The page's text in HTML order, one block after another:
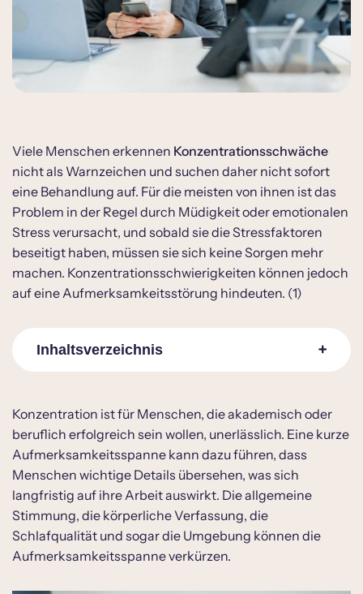
Viele Menschen erkennen Konzentrationsschwäche
nicht als Warnzeichen und suchen daher nicht sofort
eine Behandlung auf. Für die meisten von ihnen ist das
Problem in der Regel durch Müdigkeit oder emotionalen
Stress verursacht, und sobald sie die Stressfaktoren
beseitigt haben, müssen sie sich keine Sorgen mehr
machen. Konzentrationsschwierigkeiten können jedoch
auf eine Aufmerksamkeitsstörung hindeuten. (1)
Inhaltsverzeichnis
Konzentrationsschwäche erkennen
Test – Habe ich eine
Konzentrationsschwäche?
Konzentrationsschwäche als Symptom
psychischer Erkrankungen
Diagnostik einer Konzentrationsschwäche
Training und Therapie bei
Konzentration ist für Menschen, die akademisch oder
beruflich erfolgreich sein wollen, unerlässlich. Eine kurze
Aufmerksamkeitsspanne kann dazu führen, dass
Menschen wichtige Details übersehen, was sich
langfristig auf ihre Arbeit auswirkt. Die allgemeine
Stimmung, die körperliche Verfassung, die
Schlafqualität und sogar die Umgebung können die
Aufmerksamkeitsspanne verkürzen.